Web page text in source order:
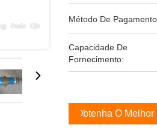
Método De
Capacidade De
Fornecimento:
Obtenha O Melhor